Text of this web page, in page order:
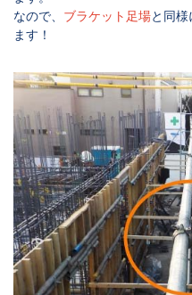
なので、 ブラケット足場と同
ます！